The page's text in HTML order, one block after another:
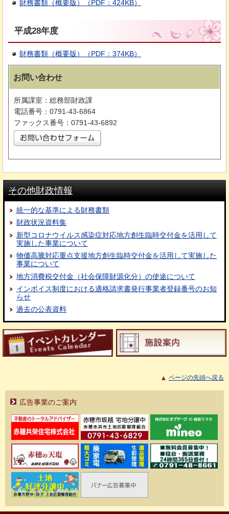
財務書類（概要版）（PDF：424KB）
平成28年度
財務書類（概要版）（PDF：374KB）
お問い合わせ
所属課室：総務部財政課
電話番号：0791-43-6864
ファックス番号：0791-43-6892
その他財政情報
統一的な基準による財務書類
財政状況資料集
新型コロナウイルス感染症対応地方創生臨時交付金を活用して
実施した事業について
物価高騰対応重点支援地方創生臨時交付金を活用して実施した
事業について
地方消費税交付金（社会保障財源化分）の使途について
インボイス制度における適格請求書発行事業者登録番号のお知
らせ
過去の公表資料
ページの先頭へ戻る
広告事業のご案内